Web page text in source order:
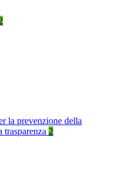
la prevenzione della
trasparenza 2